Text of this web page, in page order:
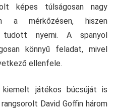
képes túlságosan nagy
a mérkőzésen, hiszen
nyerni. A spanyol
könnyű feladat, mivel
ellenfele.
játékos búcsúját is
David Goffin három